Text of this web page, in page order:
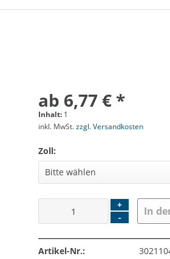
ab 6,77 € *
Inhalt: 1
inkl. MwSt.zzgl. Versandkosten
Zoll:
+
-
In
Artikel-Nr.: